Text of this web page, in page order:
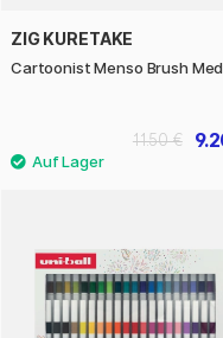
ZIG KURETAKE
Cartoonist Menso Brush
11.50 €